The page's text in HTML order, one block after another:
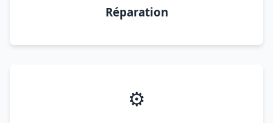
Réparation
⚙️